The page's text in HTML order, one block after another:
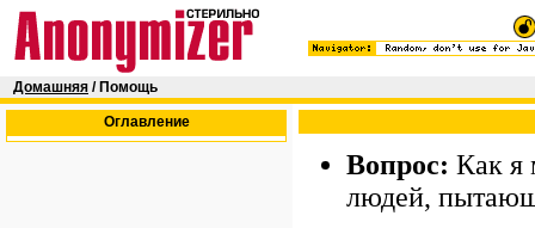
Домашняя / Помощь
Оглавление
Вопрос: Как я
людей,